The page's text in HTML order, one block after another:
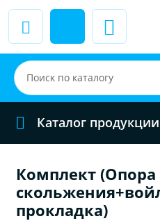
Каталог продукции
Комплект (Опора
прокладка)